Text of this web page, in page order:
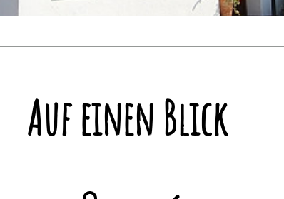
Auf einen Blick